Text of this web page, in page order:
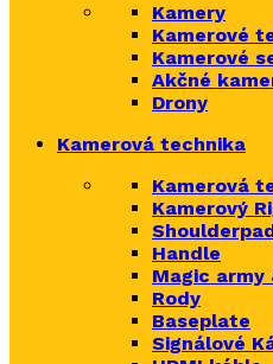
Kamery
Kamerové
Kamerové
Akčné
Drony
Kamerová technika
Kamerová
Kamerový
Handle
Magic army
Rody
Baseplate
Signálové